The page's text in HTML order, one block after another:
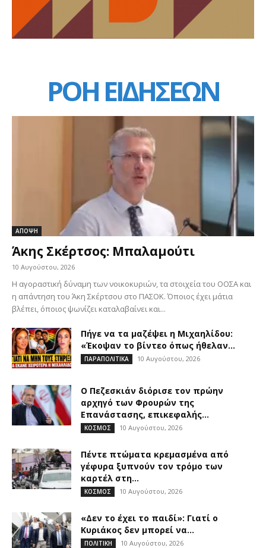
ΡΟΗ ΕΙΔΗΣΕΩΝ
ΑΠΟΨΗ
Άκης Σκέρτσος: Μπαλαμούτι
10 Αυγούστου, 2026
Η αγοραστική δύναμη των νοικοκυριών, τα στοιχεία του ΟΟΣΑ και
η απάντηση του Άκη Σκέρτσου στο ΠΑΣΟΚ. Όποιος έχει μάτια
βλέπει, όποιος ψωνίζει καταλαβαίνει και...
Πήγε να τα μαζέψει η Μιχαηλίδου:
«Έκοψαν το βίντεο όπως ήθελαν...
ΠΑΡΑΠΟΛΙΤΙΚΑ 10 Αυγούστου, 2026
Ο Πεζεσκιάν διόρισε τον πρώην
αρχηγό των Φρουρών της
Επανάστασης, επικεφαλής...
ΚΟΣΜΟΣ 10 Αυγούστου, 2026
Πέντε πτώματα κρεμασμένα από
γέφυρα ξυπνούν τον τρόμο των
καρτέλ στη...
ΚΟΣΜΟΣ 10 Αυγούστου, 2026
«Δεν το έχει το παιδί»: Γιατί ο
Κυριάκος δεν μπορεί να...
ΠΟΛΙΤΙΚΗ 10 Αυγούστου, 2026